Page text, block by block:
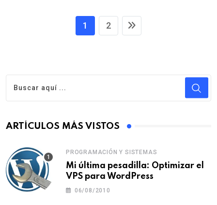
1 2
ARTÍCULOS MÁS VISTOS
PROGRAMACIÓN Y SISTEMAS
Mi última pesadilla: Optimizar el
VPS para WordPress
06/08/2010